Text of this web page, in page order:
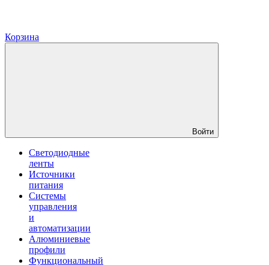
Корзина
Войти
Светодиодные
ленты
Источники
питания
Системы
управления
и
автоматизации
Алюминиевые
профили
Функциональный